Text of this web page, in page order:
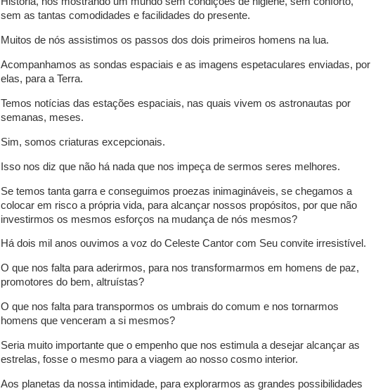
sem as tantas comodidades e facilidades do presente.
Muitos de nós assistimos os passos dos dois primeiros homens na lua.
Acompanhamos as sondas espaciais e as imagens espetaculares enviadas, por
elas, para a Terra.
Temos notícias das estações espaciais, nas quais vivem os astronautas por
semanas, meses.
Sim, somos criaturas excepcionais.
Isso nos diz que não há nada que nos impeça de sermos seres melhores.
Se temos tanta garra e conseguimos proezas inimagináveis, se chegamos a
colocar em risco a própria vida, para alcançar nossos propósitos, por que não
investirmos os mesmos esforços na mudança de nós mesmos?
Há dois mil anos ouvimos a voz do Celeste Cantor com Seu convite irresistível.
O que nos falta para aderirmos, para nos transformarmos em homens de paz,
promotores do bem, altruístas?
O que nos falta para transpormos os umbrais do comum e nos tornarmos
homens que venceram a si mesmos?
Seria muito importante que o empenho que nos estimula a desejar alcançar as
estrelas, fosse o mesmo para a viagem ao nosso cosmo interior.
Aos planetas da nossa intimidade, para explorarmos as grandes possibilidades